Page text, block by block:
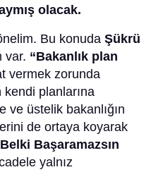
olacak.
Bu konuda Şükrü
var. “Bakanlık plan
vermek zorunda
planlarına
ve üstelik bakanlığın
de ortaya koyarak
Belki Başaramazsın
yalnız